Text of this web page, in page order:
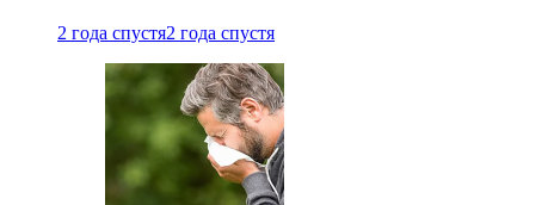
2 года спустя2 года спустя